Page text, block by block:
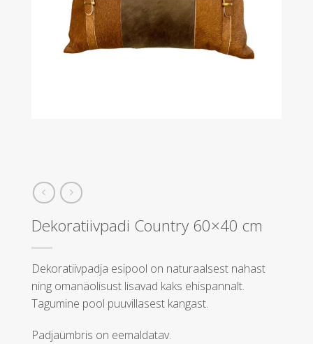
Dekoratiivpadi Country 60×40 cm
Dekoratiivpadja esipool on naturaalsest nahast
ning omanäolisust lisavad kaks ehispannalt.
Tagumine pool puuvillasest kangast.
Padjaümbris on eemaldatav.